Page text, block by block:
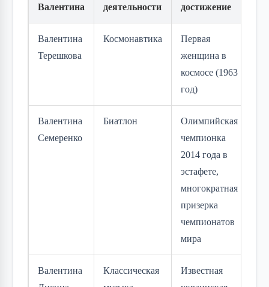
Валентина
деятельности
достижение
Валентина
Терешкова
Космонавтика
Первая
женщина в
космосе (1963
год)
Валентина
Семеренко
Биатлон
Олимпийская
чемпионка
2014 года в
эстафете,
многократная
призерка
чемпионатов
мира
Валентина
Классическая
Известная